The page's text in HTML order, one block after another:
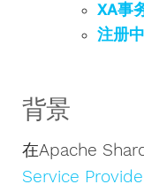
XA事
注册
背景
在Apache
Service